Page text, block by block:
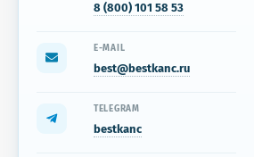
8 (800) 101 58 53
E-MAIL
best@bestkanc.ru
TELEGRAM
bestkanc